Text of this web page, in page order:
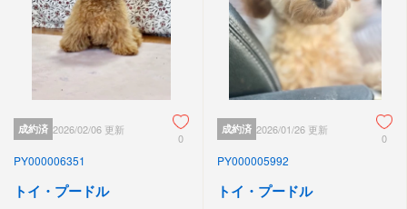
成約済 2026/02/06 更新
0
PY000006351
トイ・プードル
成約済 2026/01/26 更新
0
PY000005992
トイ・プードル